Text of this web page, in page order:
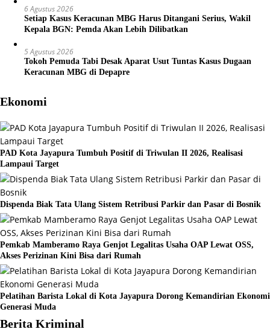
6 Agustus 2026
Setiap Kasus Keracunan MBG Harus Ditangani Serius, Wakil
Kepala BGN: Pemda Akan Lebih Dilibatkan
5 Agustus 2026
Tokoh Pemuda Tabi Desak Aparat Usut Tuntas Kasus Dugaan
Keracunan MBG di Depapre
Ekonomi
PAD Kota Jayapura Tumbuh Positif di Triwulan II 2026, Realisasi
Lampaui Target
Dispenda Biak Tata Ulang Sistem Retribusi Parkir dan Pasar di Bosnik
Pemkab Mamberamo Raya Genjot Legalitas Usaha OAP Lewat OSS,
Akses Perizinan Kini Bisa dari Rumah
Pelatihan Barista Lokal di Kota Jayapura Dorong Kemandirian Ekonomi
Generasi Muda
Berita Kriminal